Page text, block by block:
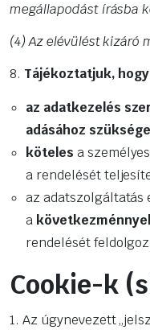
megállapodást írásba
(4) Az elévülést kizáró
8. Tájékoztatjuk, hogy
az adatkezelés
adásához
köteles a
a rendelését
az adatszolgáltatás
a következménnyel
rendelését
Cookie-k
1. Az úgynevezett